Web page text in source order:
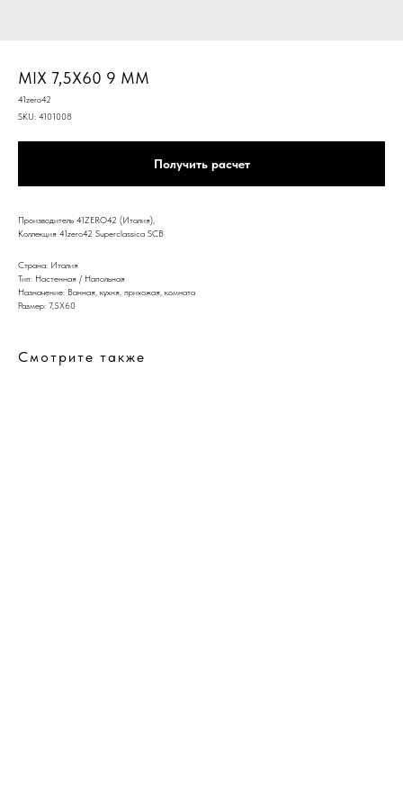
MIX 7,5Х60 9 MM
41zero42
SKU: 4101008
Получить расчет
Производитель 41ZERO42 (Италия),
Коллекция 41zero42 Superclassica SCB
Страна: Италия
Тип: Настенная / Напольная
Назначение: Ванная, кухня, прихожая, комната
Размер: 7,5Х60
Смотрите также